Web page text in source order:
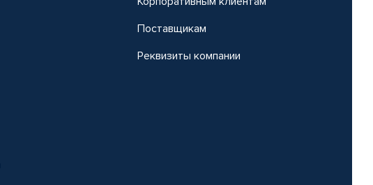
Поставщикам
Реквизиты компании